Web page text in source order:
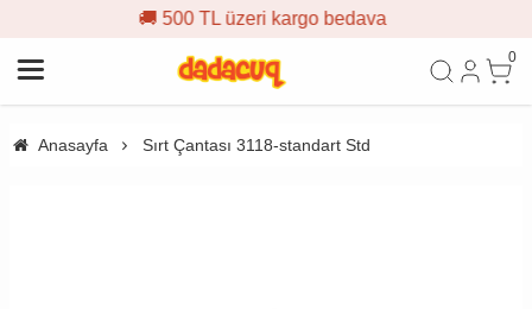
🚚 500 TL üzeri kargo bedava
0
Anasayfa Sırt Çantası 3118-standart Std